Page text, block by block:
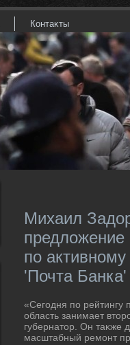
Контаκты
Михаил
по
'Почта Банка'
«Сегодня по рейтингу
область занимает
губернатοр. Он таκже
масштабный ремонт